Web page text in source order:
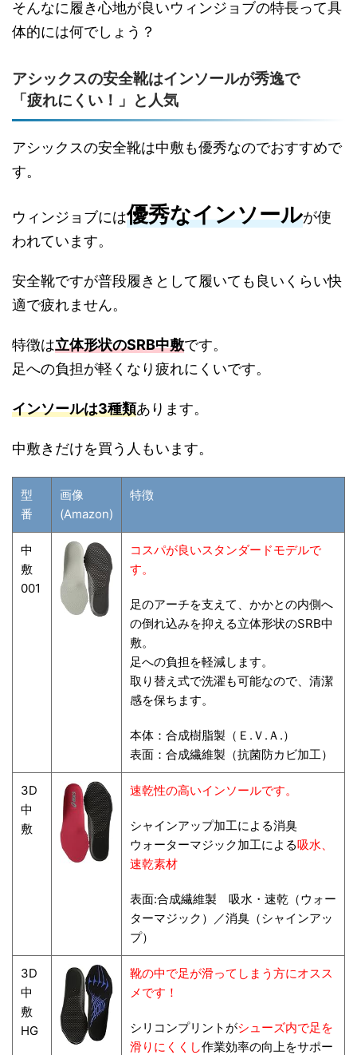
そんなに履き心地が良いウィンジョブの特長って具
体的には何でしょう？
アシックスの安全靴はインソールが秀逸で
「疲れにくい！」と人気
アシックスの安全靴は中敷も優秀なのでおすすめで
す。
ウィンジョブには優秀なインソールが使
われています。
安全靴ですが普段履きとして履いても良いくらい快
適で疲れません。
特徴は立体形状のSRB中敷です。
足への負担が軽くなり疲れにくいです。
インソールは3種類あります。
中敷きだけを買う人もいます。
型
番
画像
(Amazon)
特徴
中
敷
001
コスパが良いスタンダードモデルで
す。
足のアーチを支えて、かかとの内側へ
の倒れ込みを抑える立体形状のSRB中
敷。
足への負担を軽減します。
取り替え式で洗濯も可能なので、清潔
感を保ちます。
本体：合成樹脂製（Ｅ.Ｖ.Ａ.）
表面：合成繊維製（抗菌防カビ加工）
3D
中
敷
速乾性の高いインソールです。
シャインアップ加工による消臭
ウォーターマジック加工による吸水、
速乾素材
表面:合成繊維製 吸水・速乾（ウォー
ターマジック）／消臭（シャインアッ
プ）
3D
中
敷
HG
靴の中で足が滑ってしまう方にオスス
メです！
シリコンプリントがシューズ内で足を
滑りにくくし作業効率の向上をサポー